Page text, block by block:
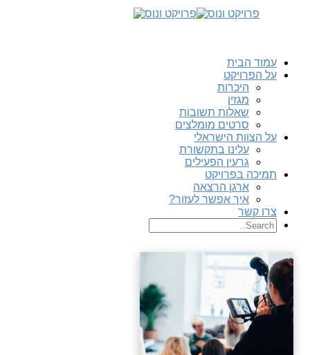
עמוד הבית
על הפרויקט
היכרות
מגזין
שאלות תשובות
סרטים מומלצים
על הצוות הישראלי
עלינו בתקשורת
גרעין הפעילים
תמיכה בפרויקט
ארגן הרצאה
איך אפשר לעזור?
צרו קשר